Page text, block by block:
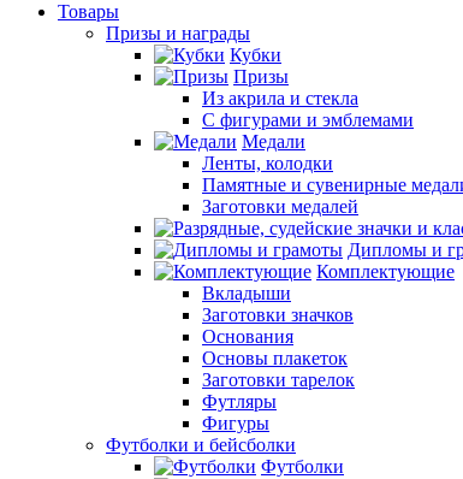
Товары
Призы и награды
Кубки
Призы
Из акрила и стекла
С фигурами и эмблемами
Медали
Ленты, колодки
Памятные и сувенирные
Заготовки медалей
Дипломы и
Комплектующие
Вкладыши
Заготовки значков
Основания
Основы плакеток
Заготовки тарелок
Футляры
Фигуры
Футболки и бейсболки
Футболки